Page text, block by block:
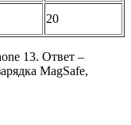
20
13. Ответ –
MagSafe,